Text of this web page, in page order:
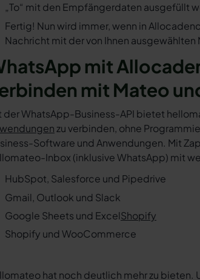
„To“ mit den Empfängerdaten ausgefüllt
Fertig! Nun wird immer, wenn in
Nachricht mit der von Ihnen
mit
mit Mateo
der WhatsApp-Business-API bietet
zu verbinden, ohne
Software und Anwendungen. Mit
Inbox (inklusive WhatsApp) mit
HubSpot, Salesforce und Pipedrive
Gmail, Outlook und Slack
Google Sheets und ExcelShopify
Shopify und WooCommerce
hat noch deutlich mehr zu bieten.